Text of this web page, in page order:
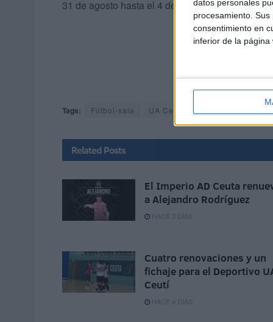
datos personales
procesamiento.
consentimiento en
inferior de la página
31 de agosto hasta el 4 de septiembre.
Tags: Fútbol-sala UA Ceutí
Related Posts
El Imperio AD Ceuta
a Alejandro Rodríguez
HACE 3 DÍAS
Cuatro renovaciones y un
fichaje para el Deportivo
Ceutí
HACE 4 DÍAS